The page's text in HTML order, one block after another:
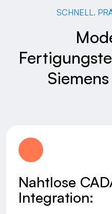
SCHNELL.
Nahtlose
Integration: